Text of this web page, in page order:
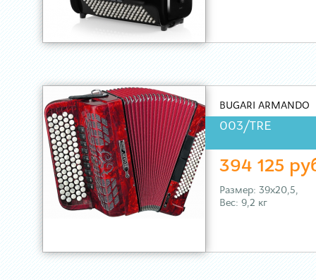
BUGARI ARMANDO
003/TRE
394 125
Размер: 39х20,5,
Вес: 9,2 кг